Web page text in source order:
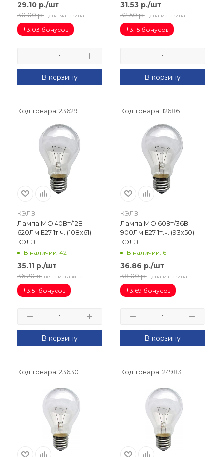
29.10 р./шт
30.00 р. цена магазина
+3.03 бонусов
В корзину
31.53р./шт
32.50 р. цена магазина
+3.15 бонусов
В корзину
Код товара: 23629
КЭЛЗ
Лампа МО 40Вт/12В
620Лм Е27 1т.ч. (108х61)
КЭЛЗ
В наличии: 42
35.11 р./шт
36.20 р. цена магазина
+3.51 бонусов
В корзину
Код товара: 12686
КЭЛЗ
Лампа МО 60Вт/36В
900Лм Е27 1т.ч. (93х50)
КЭЛЗ
В наличии: 6
36.86 р./шт
38.00 р. цена магазина
+3.69 бонусов
В корзину
Код товара: 23630 Код товара: 24983